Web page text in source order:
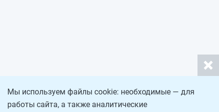
Мы используем файлы cookie: необходимые — для
работы сайта, а также аналитические